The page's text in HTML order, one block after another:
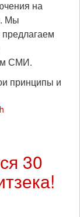
на
Мы
СМИ.
принципы и
30